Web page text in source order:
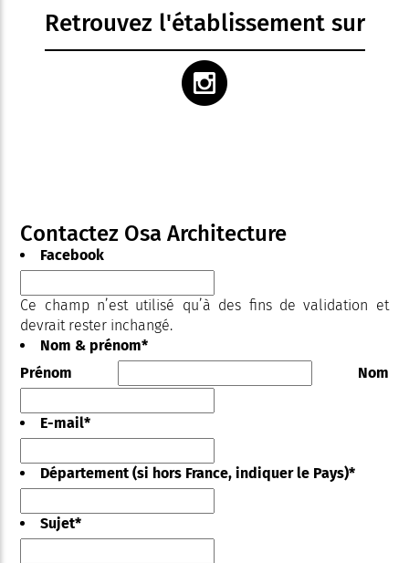
Retrouvez l'établissement sur
Contactez Osa Architecture
Facebook
Ce champ n’est utilisé qu’à des fins de validation et
devrait rester inchangé.
Nom & prénom*
Prénom
Nom
E-mail*
Département (si hors France, indiquer le Pays)*
Sujet*